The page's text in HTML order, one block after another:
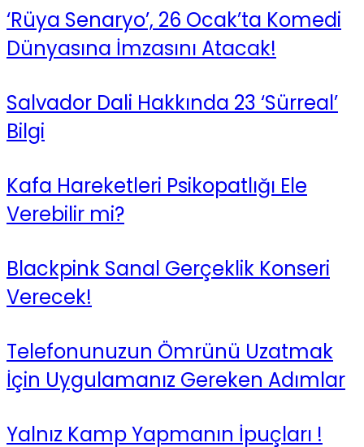
‘Rüya Senaryo’, 26 Ocak’ta Komedi
Dünyasına İmzasını Atacak!
Salvador Dali Hakkında 23 ‘Sürreal’
Bilgi
Kafa Hareketleri Psikopatlığı Ele
Verebilir mi?
Blackpink Sanal Gerçeklik Konseri
Verecek!
Telefonunuzun Ömrünü Uzatmak
İçin Uygulamanız Gereken Adımlar
Yalnız Kamp Yapmanın İpuçları !